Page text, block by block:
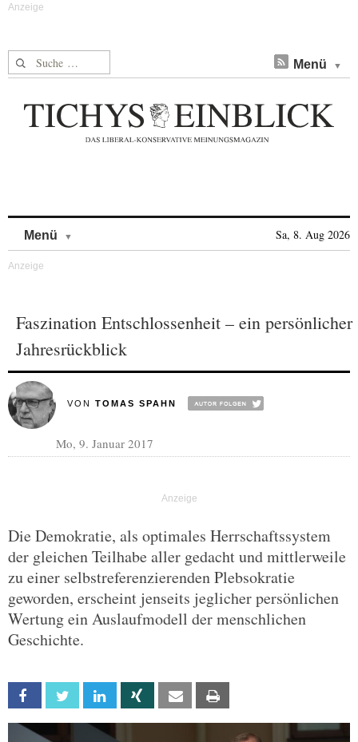
Suche nach: Menü
Menü Sa, 8. Aug 2026
Faszination Entschlossenheit – ein persönlicher
Jahresrückblick
VON TOMAS SPAHN
Mo, 9. Januar 2017
Die Demokratie, als optimales Herrschaftssystem
der gleichen Teilhabe aller gedacht und mittlerweile
zu einer selbstreferenzierenden Plebsokratie
geworden, erscheint jenseits jeglicher persönlichen
Wertung ein Auslaufmodell der menschlichen
Geschichte.
Facebook Twitter Linkedin Xing Email